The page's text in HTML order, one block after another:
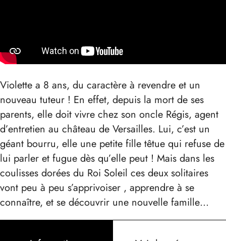
Violette a 8 ans, du caractère à revendre et un
nouveau tuteur ! En effet, depuis la mort de ses
parents, elle doit vivre chez son oncle Régis, agent
d’entretien au château de Versailles. Lui, c’est un
géant bourru, elle une petite fille têtue qui refuse de
lui parler et fugue dès qu’elle peut ! Mais dans les
coulisses dorées du Roi Soleil ces deux solitaires
vont peu à peu s’apprivoiser , apprendre à se
connaître, et se découvrir une nouvelle famille…